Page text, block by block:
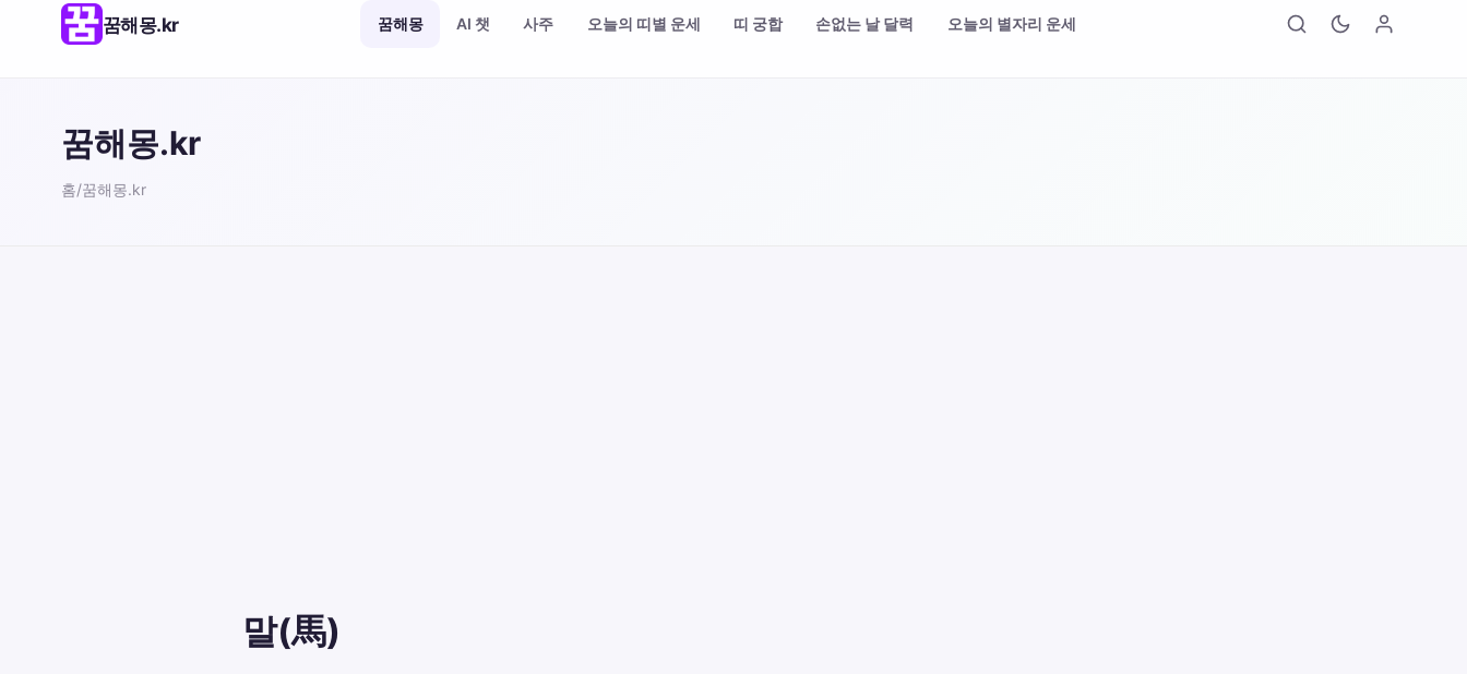
꿈해몽.kr 꿈해몽 AI 챗 사주 오늘의 띠별 운세 띠 궁합 손없는 날 달력 오늘의 별자리 운세
꿈해몽.kr
홈/꿈해몽.kr
말(馬)